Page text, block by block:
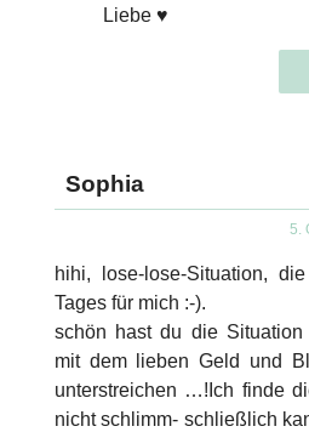
Liebe ♥
Sophia
5.
hihi, lose-lose-Situation,
Tages für mich :-).
schön hast du die
mit dem lieben Geld und
unterstreichen …!Ich finde
nicht schlimm- schließlich